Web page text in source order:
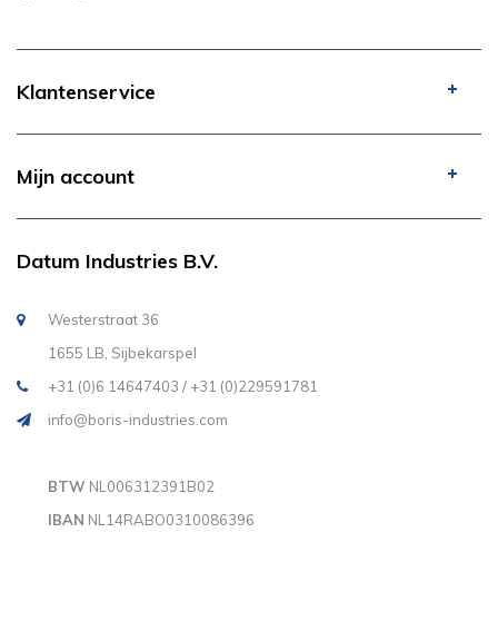
Klantenservice
Mijn account
Datum Industries B.V.
Westerstraat 36
1655 LB, Sijbekarspel
+31 (0)6 14647403 / +31 (0)229591781
info@boris-industries.com
BTW NL006312391B02
IBAN NL14RABO0310086396